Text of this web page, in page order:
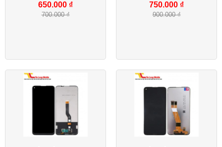
650.000 ₫
700.000 ₫
750.000 ₫
900.000 ₫